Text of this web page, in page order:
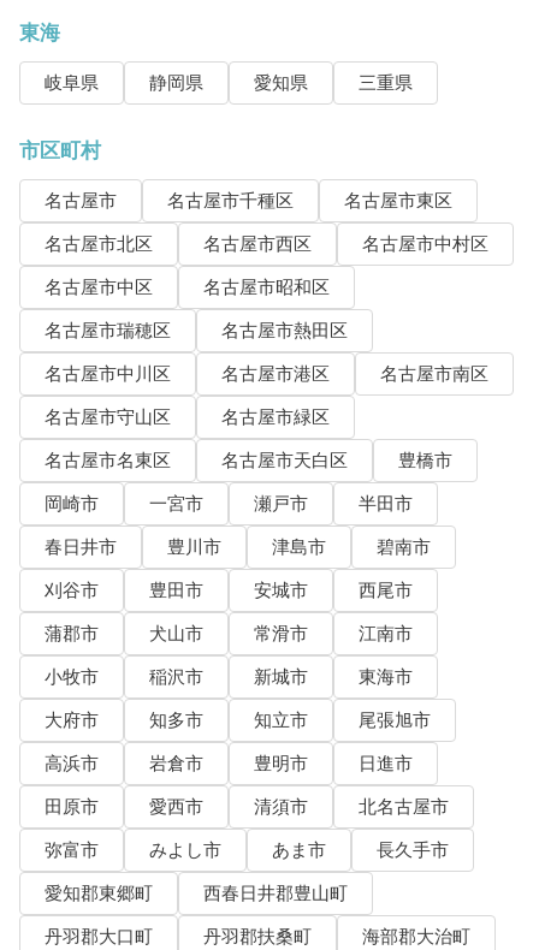
東海
岐阜県 静岡県 愛知県 三重県
市区町村
名古屋市 名古屋市千種区
名古屋市東区
名古屋市北区
名古屋市西区
名古屋市中村区
名古屋市中区
名古屋市昭和区
名古屋市瑞穂区
名古屋市熱田区
名古屋市中川区
名古屋市港区
名古屋市南区
名古屋市守山区
名古屋市緑区
名古屋市名東区
名古屋市天白区
豊橋市
岡崎市
一宮市 瀬戸市
半田市
春日井市
豊川市 津島市
碧南市
刈谷市
豊田市 安城市
西尾市
蒲郡市
犬山市 常滑市
江南市
小牧市
稲沢市 新城市
東海市
大府市
知多市 知立市
尾張旭市
高浜市
岩倉市 豊明市
日進市
田原市
愛西市 清須市
北名古屋市
弥富市
みよし市 あま市
長久手市
愛知郡東郷町
西春日井郡豊山町
丹羽郡大口町
丹羽郡扶桑町
海部郡大治町